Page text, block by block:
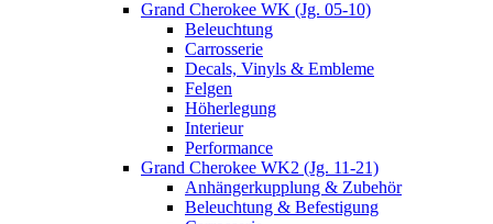
Grand Cherokee WK (Jg. 05-10)
Beleuchtung
Carrosserie
Decals, Vinyls & Embleme
Felgen
Höherlegung
Interieur
Performance
Grand Cherokee WK2 (Jg. 11-21)
Anhängerkupplung & Zubehör
Beleuchtung & Befestigung